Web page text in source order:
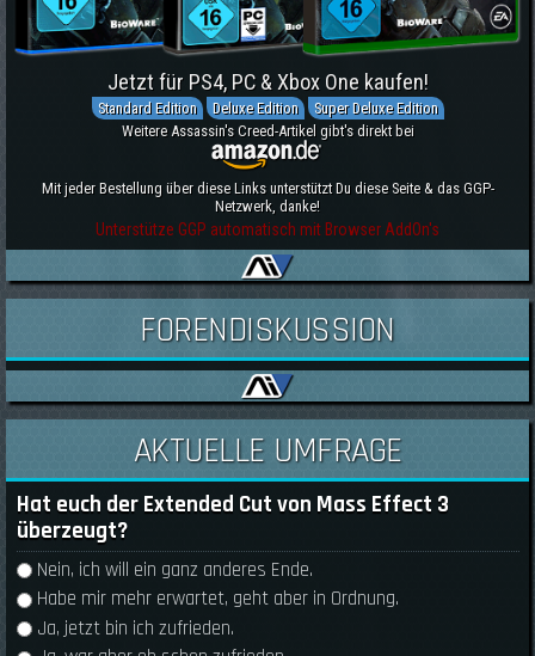
Jetzt für PS4, PC & Xbox One kaufen!
Standard Edition Deluxe Edition
Super Deluxe Edition
Weitere Assassin's Creed-Artikel gibt's direkt bei
Mit jeder Bestellung über diese Links unterstützt Du diese Seite & das GGP-
Netzwerk, danke!
Unterstütze GGP automatisch mit Browser AddOn's
FORENDISKUSSION
AKTUELLE UMFRAGE
Hat euch der Extended Cut von Mass Effect 3
überzeugt?
Auswahlmöglichkeiten
Nein, ich will ein ganz anderes Ende.
Habe mir mehr erwartet, geht aber in Ordnung.
Ja, jetzt bin ich zufrieden.